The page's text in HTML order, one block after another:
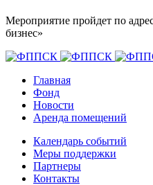
Мероприятие пройдет по
бизнес»
Главная
Фонд
Новости
Аренда помещений
Календарь событий
Меры поддержки
Партнеры
Контакты